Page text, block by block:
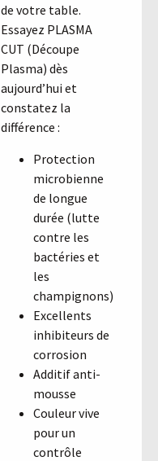
de votre table.
Essayez PLASMA
CUT (Découpe
Plasma) dès
aujourd’hui et
constatez la
différence :
Protection
microbienne
de longue
durée (lutte
contre les
bactéries et
les
champignons)
Excellents
inhibiteurs de
corrosion
Additif anti-
mousse
Couleur vive
pour un
contrôle